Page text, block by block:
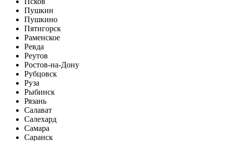
Пушкин
Пушкино
Пятигорск
Раменское
Ревда
Реутов
Ростов-на-Дону
Рубцовск
Руза
Рыбинск
Рязань
Салават
Салехард
Самара
Саранск